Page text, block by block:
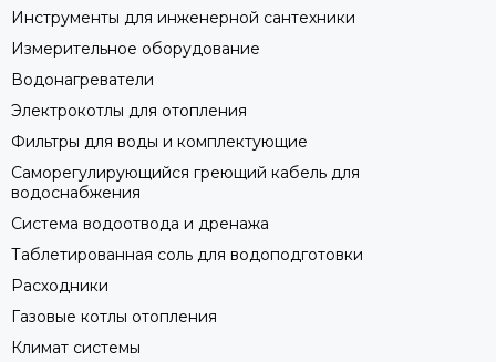
Инструменты для инженерной сантехники
Измерительное оборудование
Водонагреватели
Электрокотлы для отопления
Фильтры для воды и комплектующие
Саморегулирующийся греющий кабель для
водоснабжения
Система водоотвода и дренажа
Таблетированная соль для водоподготовки
Расходники
Газовые котлы отопления
Климат системы